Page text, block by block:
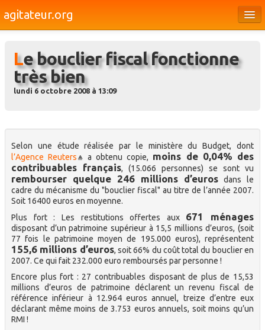
agitateur.org
Bourges & le Cher
Société
Médias
Dossiers
Brèves
Le bouclier fiscal fonctionne
très bien
lundi 6 octobre 2008 à 13:09
Selon une étude réalisée par le ministère du Budget, dont
l’Agence Reuters
a obtenu copie, moins de 0,04% des
contribuables français, (15.066 personnes) se sont vu
rembourser quelque 246 millions d’euros dans le
cadre du mécanisme du "bouclier fiscal" au titre de l’année 2007.
Soit 16400 euros en moyenne.
Plus fort : Les restitutions offertes aux 671 ménages
disposant d’un patrimoine supérieur à 15,5 millions d’euros, (soit
77 fois le patrimoine moyen de 195.000 euros), représentent
155,6 millions d’euros, soit 66% du coût total du bouclier en
2007. Ce qui fait 232.000 euro remboursés par personne !
Encore plus fort : 27 contribuables disposant de plus de 15,53
millions d’euros de patrimoine déclarent un revenu fiscal de
référence inférieur à 12.964 euros annuel, treize d’entre eux
déclarant même moins de 3.753 euros annuels, soit moins qu’un
RMI !